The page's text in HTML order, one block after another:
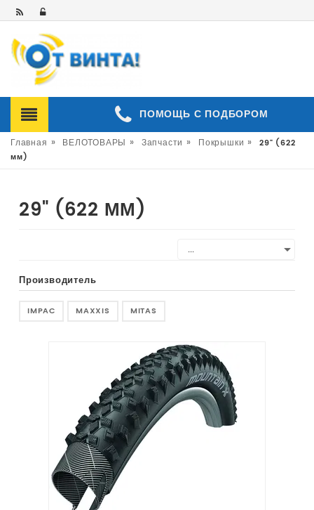
ПОМОЩЬ С ПОДБОРОМ
Главная » ВЕЛОТОВАРЫ » Запчасти » Покрышки »
29" (622
мм)
29" (622 ММ)
Производитель
IMPAC MAXXIS MITAS